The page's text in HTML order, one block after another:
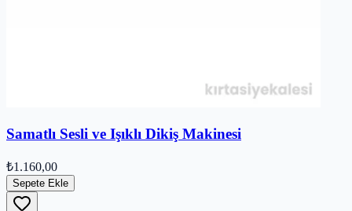
Samatlı Sesli ve Işıklı Dikiş Makinesi
₺1.160,00
Sepete Ekle